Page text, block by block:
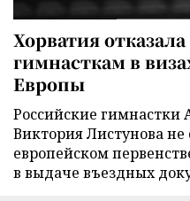
Хорватия
гимнасткам в
Европы
Российские
Виктория Листунова
европейском
в выдаче въездных